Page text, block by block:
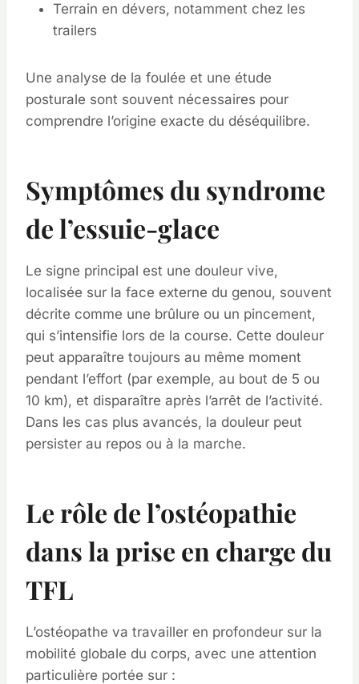
Terrain en dévers, notamment chez les
trailers
Une analyse de la foulée et une étude
posturale sont souvent nécessaires pour
comprendre l’origine exacte du déséquilibre.
Symptômes du syndrome
de l’essuie-glace
Le signe principal est une douleur vive,
localisée sur la face externe du genou, souvent
décrite comme une brûlure ou un pincement,
qui s’intensifie lors de la course. Cette douleur
peut apparaître toujours au même moment
pendant l’effort (par exemple, au bout de 5 ou
10 km), et disparaître après l’arrêt de l’activité.
Dans les cas plus avancés, la douleur peut
persister au repos ou à la marche.
Le rôle de l’ostéopathie
dans la prise en charge du
TFL
L’ostéopathe va travailler en profondeur sur la
mobilité globale du corps, avec une attention
particulière portée sur :